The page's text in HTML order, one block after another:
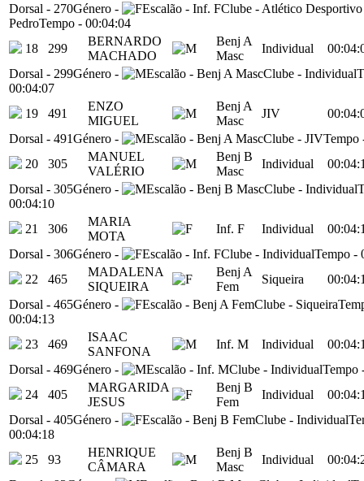
Dorsal - 270Género - Escalão - Inf. FClube - Atlético Desportivo
PedroTempo - 00:04:04
18
299
BERNARDO
MACHADO
Benj A
Masc
Individual
Dorsal - 299Género - Escalão - Benj A MascClube - Individual
00:04:07
19
491
ENZO
MIGUEL
Benj A
Masc
JIV
Dorsal - 491Género - Escalão - Benj A MascClube - JIVTempo
20
305
MANUEL
VALÉRIO
Benj B
Masc
Individual
Dorsal - 305Género - Escalão - Benj B MascClube - Individual
00:04:10
21
306
MARIA
MOTA
Inf. F Individual
Dorsal - 306Género - Escalão - Inf. FClube - IndividualTempo -
22
465
MADALENA
SIQUEIRA
Benj A
Fem
Siqueira
Dorsal - 465Género - Escalão - Benj A FemClube - Siqueira
00:04:13
23
469
ISAAC
SANFONA
Inf. M Individual
Dorsal - 469Género - Escalão - Inf. MClube - IndividualTempo
24
405
MARGARIDA
JESUS
Benj B
Fem
Individual
Dorsal - 405Género - Escalão - Benj B FemClube - Individual
00:04:18
25
93
HENRIQUE
CÂMARA
Benj B
Masc
Individual